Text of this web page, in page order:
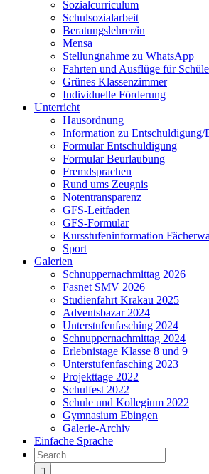
Sozialcurriculum
Schulsozialarbeit
Beratungslehrer/in
Mensa
Stellungnahme zu WhatsApp
Fahrten und Ausflüge für
Grünes Klassenzimmer
Individuelle Förderung
Unterricht
Hausordnung
Information zu Entschuldigung/
Formular Entschuldigung
Formular Beurlaubung
Fremdsprachen
Rund ums Zeugnis
Notentransparenz
GFS-Leitfaden
GFS-Formular
Kursstufeninformation
Sport
Galerien
Schnuppernachmittag 2026
Fasnet SMV 2026
Studienfahrt Krakau 2025
Adventsbazar 2024
Unterstufenfasching 2024
Schnuppernachmittag 2024
Erlebnistage Klasse 8 und 9
Unterstufenfasching 2023
Projekttage 2022
Schulfest 2022
Schule und Kollegium 2022
Gymnasium Ebingen
Galerie-Archiv
Einfache Sprache
Search
for: